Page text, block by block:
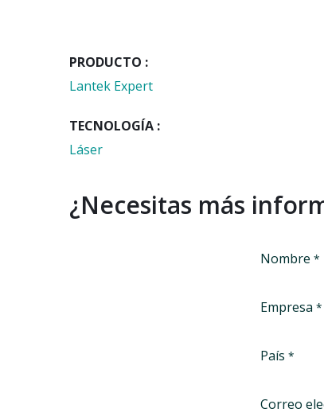
PRODUCTO :
Lantek Expert
TECNOLOGÍA :
Láser
¿Necesitas más